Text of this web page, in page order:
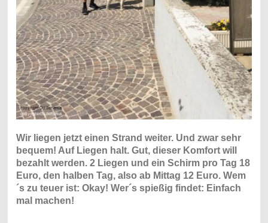
Wir liegen jetzt einen Strand weiter. Und zwar sehr
bequem! Auf Liegen halt. Gut, dieser Komfort will
bezahlt werden. 2 Liegen und ein Schirm pro Tag 18
Euro, den halben Tag, also ab Mittag 12 Euro. Wem
´s zu teuer ist: Okay! Wer´s spießig findet: Einfach
mal machen!